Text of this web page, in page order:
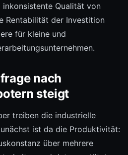
Qualität von
Rentabilität der Investition
für kleine und
nach
steigt
treiben die industrielle
ist da die Produktivität:
über mehrere